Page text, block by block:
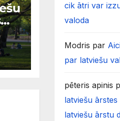
cik ātri var
valoda
Modris par
par latviešu
pēteris apinis
latviešu
latviešu ārstu